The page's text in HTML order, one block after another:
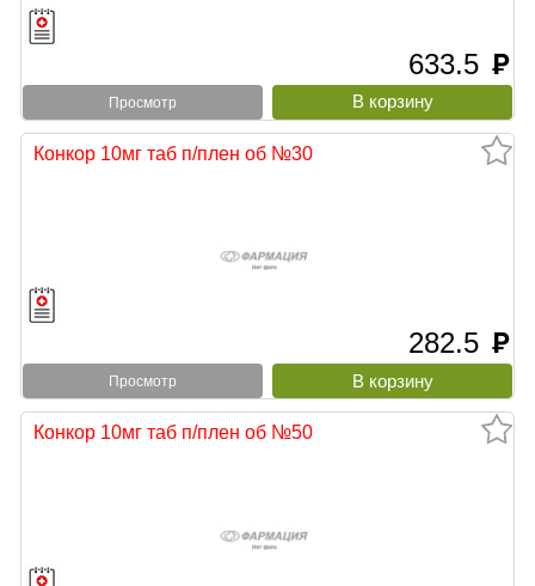
633.5 руб
Просмотр
Конкор 10мг таб п/плен об №30
282.5 руб
Просмотр
Конкор 10мг таб п/плен об №50